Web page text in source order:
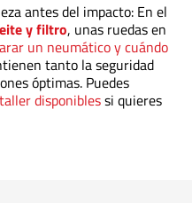
antes del impacto: En el
y filtro, unas ruedas en
un neumático y cuándo
tanto la seguridad
óptimas. Puedes
disponiblessi quieres